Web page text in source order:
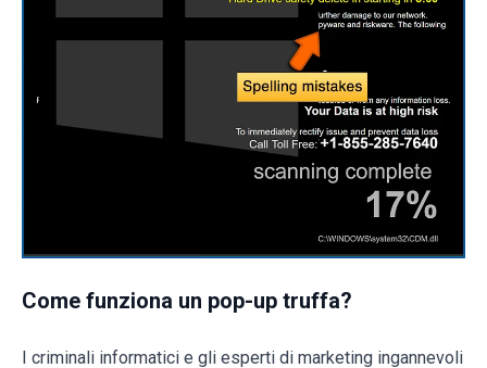
Come funziona un pop-up truffa?
I criminali informatici e gli esperti di marketing ingannevoli